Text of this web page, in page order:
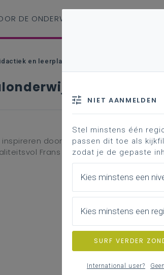
DE ONDERWIJS
en leerplannen - bao
Frans
door praktijkvoorbeelden,
Frans in je klas en op school
NIET AANMELDEN
Stel minstens één
passen dit toe als
zodat je de gepaste
Kies minstens een
Kies minstens een
SURF VERDER
International user?